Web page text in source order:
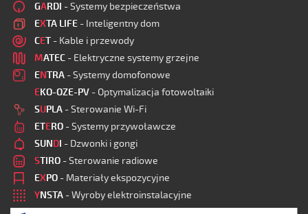
GARDI - Systemy bezpieczeństwa
EXTA LIFE - Inteligentny dom
CET - Kable i przewody
MATEC - Elektryczne systemy grzejne
ENTRA - Systemy domofonowe
EKO-OZE-PV - Optymalizacja fotowoltaiki
SUPLA - Sterowanie Wi-Fi
ETERO - Systemy przywoławcze
SUNDI - Dzwonki i gongi
STIRO - Sterowanie radiowe
EXPO - Materiały ekspozycyjne
YNSTA - Wyroby elektroinstalacyjne